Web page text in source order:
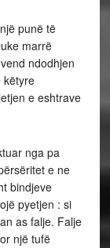
punë të
marrë
ndodhjen
këtyre
e eshtrave
nga pa
e ne
bindjeve
pyetjen : si
as falje. Falje
një tufë